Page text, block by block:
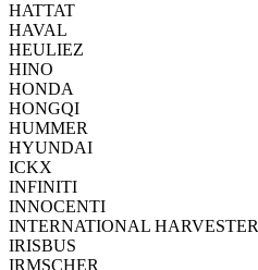
HATTAT
HAVAL
HEULIEZ
HINO
HONDA
HONGQI
HUMMER
HYUNDAI
ICKX
INFINITI
INNOCENTI
INTERNATIONAL HARVESTER
IRISBUS
IRMSCHER